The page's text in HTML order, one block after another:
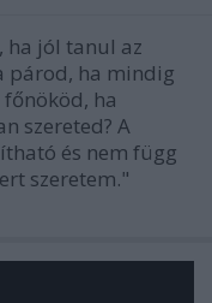
ha jól tanul az
párod, ha mindig
főnököd, ha
szereted? A
és nem függ
szeretem."